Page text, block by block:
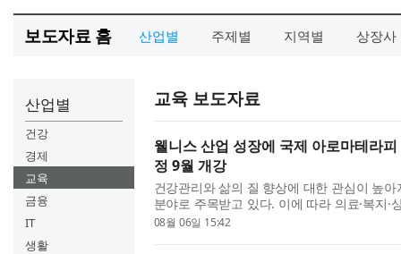
보도자료 홈 산업별 주제별 지역별 상장사
산업별
건강
경제
교육
금융
IT
생활
교육 보도자료
웰니스 산업 성장에 국제 아로마테라
정 9월 개강
건강관리와 삶의 질 향상에 대한 관심이 높
분야로 주목받고 있다. 이에 따라 의료·복지·
수 있는 전문 교육에 대한 관심도 함께 커지
08월 06일 15:42